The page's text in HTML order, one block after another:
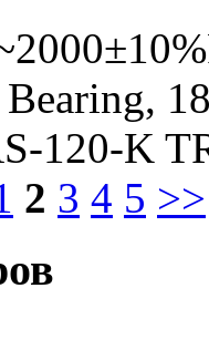
120-K
2 3 4 5 >>